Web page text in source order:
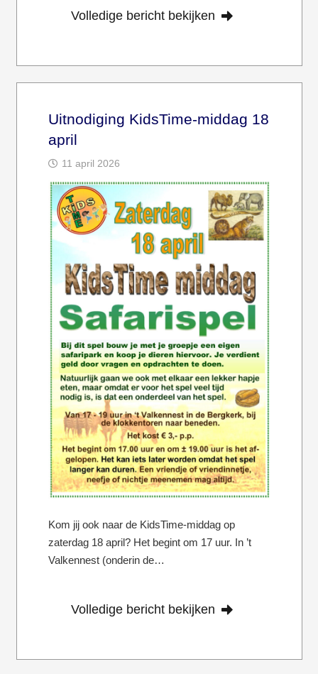
Volledige bericht bekijken
Uitnodiging KidsTime-middag 18
april
11 april 2026
Kom jij ook naar de KidsTime-middag op
zaterdag 18 april? Het begint om 17 uur. In ’t
Valkennest (onderin de…
Volledige bericht bekijken